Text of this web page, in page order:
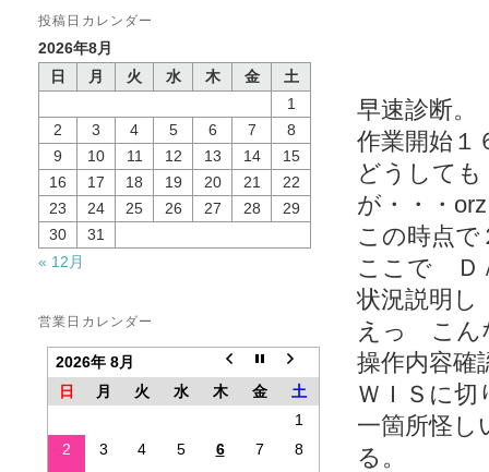
投稿日カレンダー
2026年8月
日
月 火 水 木 金
土
1
2
3 4 5 6 7
8
9
10 11 12 13 14
15
16
17 18 19 20 21
22
23
24 25 26 27 28
29
30
31
« 12月
営業日カレンダー
2026年 8月
日
月 火 水 木 金
土
1
2
3 4 5 6 7
8
早速診断
作業開始
どうして
が・・・orz
この時点
ここで Ｄ
状況説明
えっ こん
操作内容
ＷＩＳに
一箇所怪
る。